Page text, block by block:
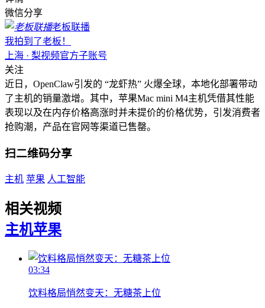
微信分享
老板联播
我拍到了老板！
上海 · 梨视频官方子账号
关注
近日，OpenClaw引发的 “龙虾热” 火爆全球，本地化部署带动
了主机的销量激增。其中，苹果Mac mini M4主机凭借其性能
表现以及在内存价格高涨时并未提价的价格优势，引发消费者
抢购潮，产品在官网等渠道已售罄。
扫二维码分享
主机 苹果 人工智能
相关视频
主机苹果
03:34
饮料格局悄然变天：无糖茶上位